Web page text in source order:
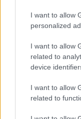
I want to allow
personalized
I want to allow
related to
device
I want to allow
related to